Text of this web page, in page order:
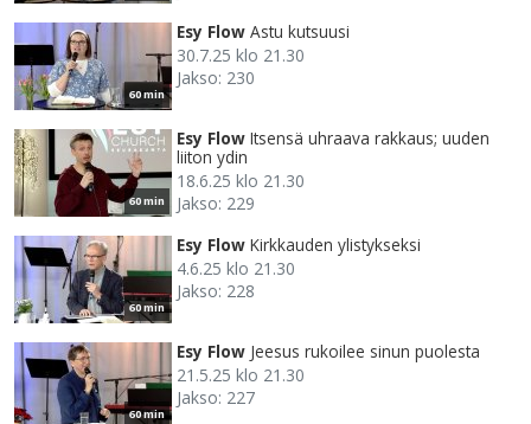
60 min
Esy Flow Astu kutsuusi
30.7.25 klo 21.30
Jakso: 230
60 min
Esy Flow Itsensä uhraava rakkaus; uuden
liiton ydin
18.6.25 klo 21.30
Jakso: 229
60 min
Esy Flow Kirkkauden ylistykseksi
4.6.25 klo 21.30
Jakso: 228
60 min
Esy Flow Jeesus rukoilee sinun puolesta
21.5.25 klo 21.30
Jakso: 227